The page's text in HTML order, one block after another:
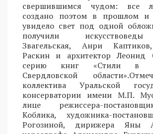
свершившимся чудом: все
создано поэтом в прошлом и
увидело свет под одной
получили
Звагельская, Анри
Раскин и архитектор Леонид
серию книг «Стили в
Свердловской
коллектива Уральской
консерватории имени М.П.
лице режиссера-
Коблика, художника-
Рогозиной, дирижера Яны